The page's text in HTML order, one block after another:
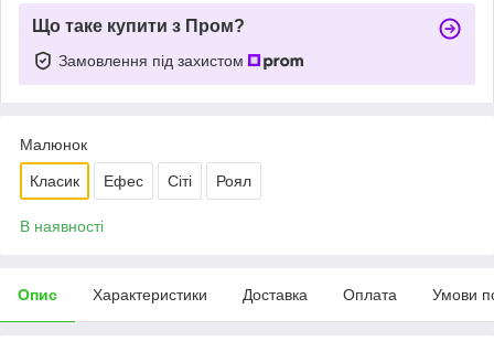
Що таке купити з Пром?
Замовлення під захистом
Малюнок
Класик Ефес Сіті Роял
В наявності
Опис Характеристики Доставка Оплата Умови